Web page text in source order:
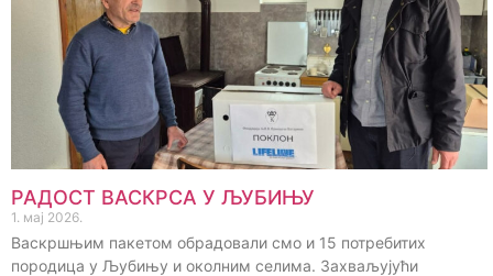
РАДОСТ ВАСКРСА У ЉУБИЊУ
1. мај 2026.
Васкршњим пакетом обрадовали смо и 15 потребитих
породица у Љубињу и околним селима. Захваљујући